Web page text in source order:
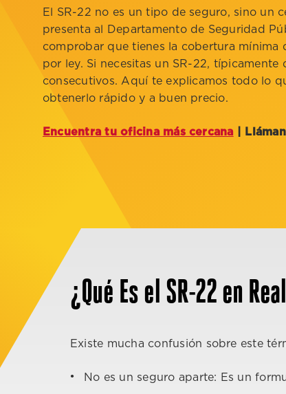
El SR-22 no es un tipo de seguro, sino un
presenta al Departamento de Seguridad
comprobar que tienes la cobertura mínima
por ley. Si necesitas un SR-22, típicamente
consecutivos. Aquí te explicamos todo lo
obtenerlo rápido y a buen precio.
Encuentra tu oficina más cercana |
¿Qué Es el SR-22 en
Existe mucha confusión sobre este
No es un seguro aparte: Es un